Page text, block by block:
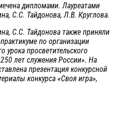
дипломами. Лауреатами
С.С. Тайдонова, Л.В. Круглова.
Тайдонова также приняли
по организации
урока просветительского
лет служения России». На
презентация конкурсной
конкурса «Своя игра»,